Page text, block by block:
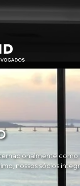
nossos sócios